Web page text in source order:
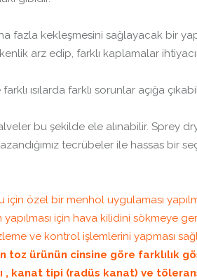
fazla kekleşmesini sağlayacak bir
arz edip, farklı kaplamalar
ısılarda farklı sorunlar açığa
bu şekilde ele alınabilir. Sprey
tecrübeler ile hassas bir
özel bir menhol uygulaması
yapılması için hava kilidini sökmeye
ve kontrol işlemlerini yapması
ürünün cinsine göre farklılık
kanat tipi (radüs kanat) ve